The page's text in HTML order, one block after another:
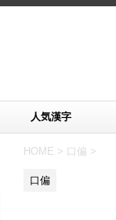
人気漢字
HOME > 口偏 >
口偏